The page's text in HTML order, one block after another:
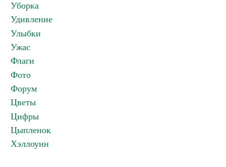
Уборка
Удивление
Улыбки
Ужас
Флаги
Фото
Форум
Цветы
Цифры
Цыпленок
Хэллоуин